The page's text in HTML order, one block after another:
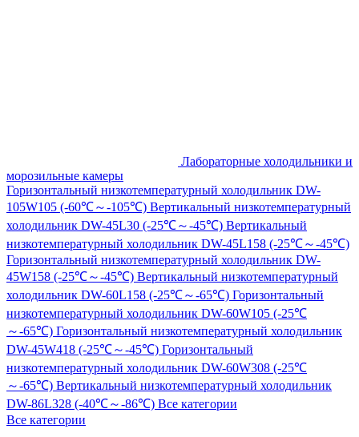
Лабораторные холодильники и
морозильные камеры
Горизонтальный низкотемпературный холодильник DW-
105W105 (-60℃～-105℃) Вертикальный низкотемпературный
холодильник DW-45L30 (-25℃～-45℃) Вертикальный
низкотемпературный холодильник DW-45L158 (-25℃～-45℃)
Горизонтальный низкотемпературный холодильник DW-
45W158 (-25℃～-45℃) Вертикальный низкотемпературный
холодильник DW-60L158 (-25℃～-65℃) Горизонтальный
низкотемпературный холодильник DW-60W105 (-25℃
～-65℃) Горизонтальный низкотемпературный холодильник
DW-45W418 (-25℃～-45℃) Горизонтальный
низкотемпературный холодильник DW-60W308 (-25℃
～-65℃) Вертикальный низкотемпературный холодильник
DW-86L328 (-40℃～-86℃) Все категории
Все категории